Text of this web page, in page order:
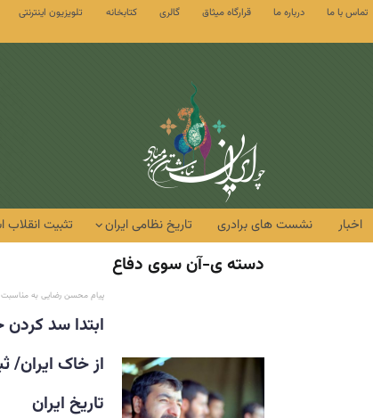
تماس با ما درباره ما قرارگاه میثاق گالری کتابخانه تلویزیون اینترنتی
اخبار نشست های برادری تاریخ نظامی ایران تثبیت انقلاب
دسته ی-آن سوی دفاع
پیام محسن رضایی به
ابتدا سد
از خاک
تاریخ ایران